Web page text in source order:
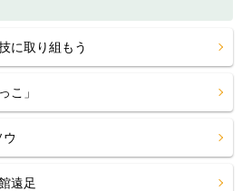
に取り組もう
こ」
遠足